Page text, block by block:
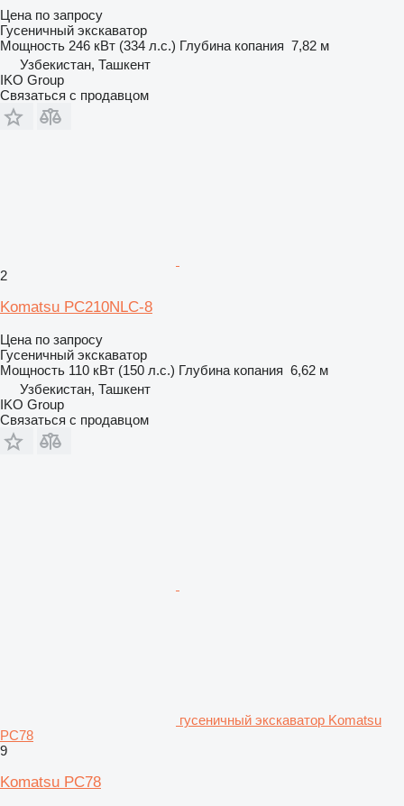
Цена по запросу
Гусеничный экскаватор
Мощность 246 кВт (334 л.с.) Глубина копания 7,82 м
Узбекистан, Ташкент
IKO Group
Связаться с продавцом
2
Komatsu PC210NLC-8
Цена по запросу
Гусеничный экскаватор
Мощность 110 кВт (150 л.с.) Глубина копания 6,62 м
Узбекистан, Ташкент
IKO Group
Связаться с продавцом
гусеничный экскаватор Komatsu
PC78
9
Komatsu PC78